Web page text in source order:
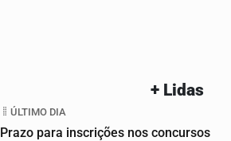
+ Lidas
ÚLTIMO DIA
Prazo para inscrições nos concursos